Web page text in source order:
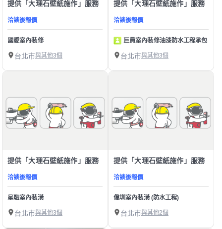
提供「大理石壁紙施作」服務
洽談後報價
國愛室內裝修
台北市與其他3個
提供「大理石壁紙施作」服務
洽談後報價
巨員室內裝修油漆防水工程承包
台北市與其他3個
提供「大理石壁紙施作」服務
洽談後報價
呈融室內裝潢
台北市與其他3個
提供「大理石壁紙施作」服務
洽談後報價
偉圳室內裝潢 (防水工程)
台北市與其他2個